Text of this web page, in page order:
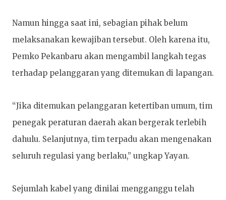
Namun hingga saat ini, sebagian pihak belum
melaksanakan kewajiban tersebut. Oleh karena itu,
Pemko Pekanbaru akan mengambil langkah tegas
terhadap pelanggaran yang ditemukan di lapangan.
“Jika ditemukan pelanggaran ketertiban umum, tim
penegak peraturan daerah akan bergerak terlebih
dahulu. Selanjutnya, tim terpadu akan mengenakan
seluruh regulasi yang berlaku,” ungkap Yayan.
Sejumlah kabel yang dinilai mengganggu telah